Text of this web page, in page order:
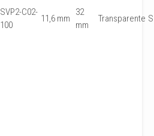
SVP2-C02-
100
11,6 mm
32
mm
Transparente